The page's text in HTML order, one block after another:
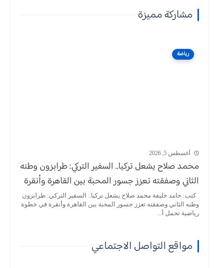
مشاركة مميزة
رياضة
أغسطس 5, 2026
محمد صلاح يشعل تركيا.. السفير التركي: طرابزون وطنه
الثاني وصفقته تعزز جسور المحبة بين القاهرة وأنقرة
كتب: حامد خليفة محمد صلاح يشعل تركيا.. السفير التركي: طرابزون
وطنه الثاني وصفقته تعزز جسور المحبة بين القاهرة وأنقرة في خطوة
رياضية تحمل أ...
مواقع التواصل الاجتماعي